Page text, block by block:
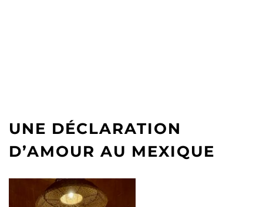
UNE DÉCLARATION
D’AMOUR AU MEXIQUE